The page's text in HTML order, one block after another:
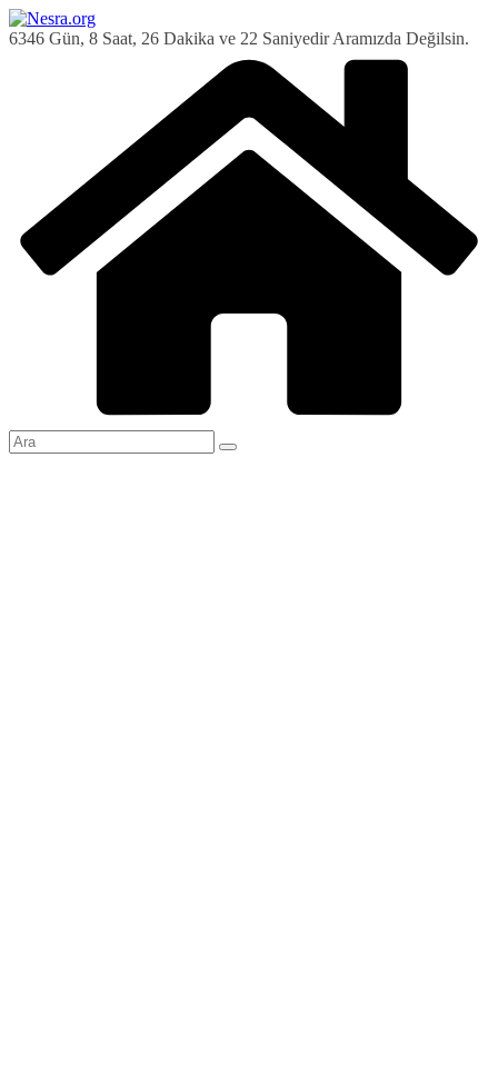
Skip
to
6346 Gün, 8 Saat, 26 Dakika ve 23 Saniyedir Aramızda Değilsin.